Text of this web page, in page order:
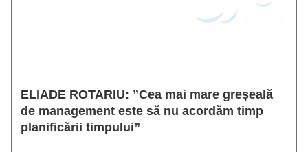
ELIADE ROTARIU: ”Cea mai mare greșeală
de management este să nu acordăm timp
planificării timpului”